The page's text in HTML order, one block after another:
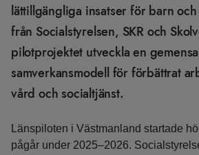
lättillgängliga insatser för barn
från Socialstyrelsen, SKR och
pilotprojektet utveckla en
samverkansmodell för förbättrat
vård och socialtjänst.
Länspiloten i Västmanland startade
pågår under 2025–2026.